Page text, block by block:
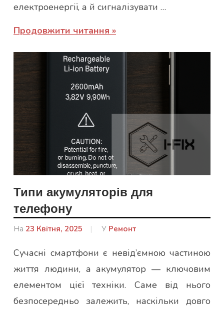
електроенергії, а й сигналізувати …
Продовжити читання
Типи акумуляторів для
телефону
На 23 Квітня, 2025
Від
Аліна
У Ремонт
Сучасні смартфони є невід’ємною частиною
життя людини, а акумулятор — ключовим
елементом цієї техніки. Саме від нього
безпосередньо залежить, наскільки довго